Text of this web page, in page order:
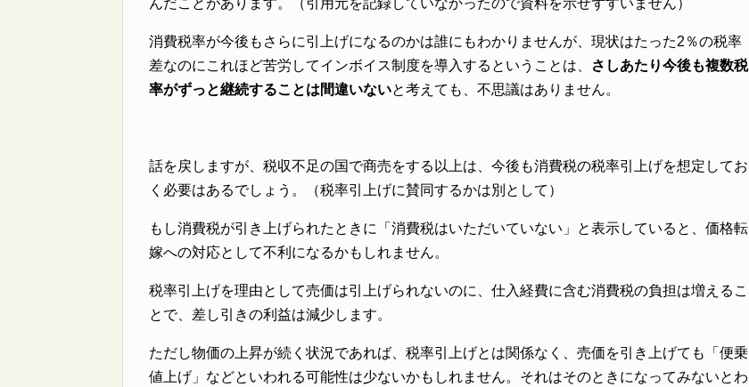
んだことがあります。（引用元を記録していなかったので資料を示せずすいません）
消費税率が今後もさらに引上げになるのかは誰にもわかりませんが、現状はたった2％の税率
差なのにこれほど苦労してインボイス制度を導入するということは、
さしあたり今後も複数税
率がずっと継続することは間違いないと考えても、不思議はありません。
話を戻しますが、税収不足の国で商売をする以上は、今後も消費税の税率引上げを想定してお
く必要はあるでしょう。（税率引上げに賛同するかは別として）
もし消費税が引き上げられたときに「消費税はいただいていない」と表示していると、価格転
嫁への対応として不利になるかもしれません。
税率引上げを理由として売価は引上げられないのに、仕入経費に含む消費税の負担は増えるこ
とで、差し引きの利益は減少します。
ただし物価の上昇が続く状況であれば、税率引上げとは関係なく、売価を引き上げても「便乗
値上げ」などといわれる可能性は少ないかもしれません。それはそのときになってみないとわ